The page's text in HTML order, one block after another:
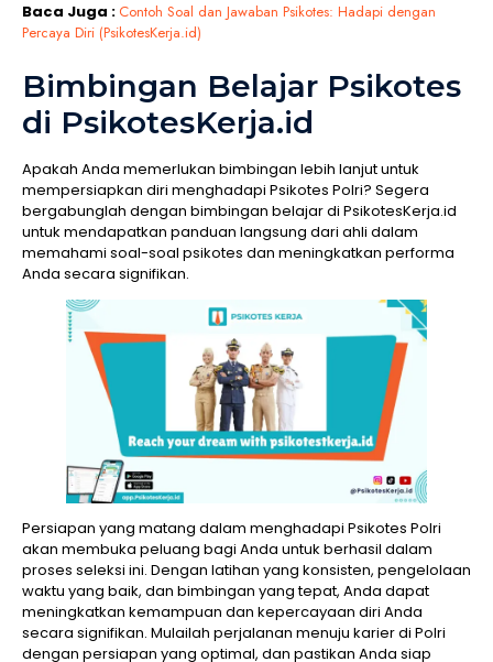
Baca Juga : Contoh Soal dan Jawaban Psikotes: Hadapi dengan
Percaya Diri (PsikotesKerja.id)
Bimbingan Belajar Psikotes
di PsikotesKerja.id
Apakah Anda memerlukan bimbingan lebih lanjut untuk
mempersiapkan diri menghadapi Psikotes Polri? Segera
bergabunglah dengan bimbingan belajar di PsikotesKerja.id
untuk mendapatkan panduan langsung dari ahli dalam
memahami soal-soal psikotes dan meningkatkan performa
Anda secara signifikan.
Persiapan yang matang dalam menghadapi Psikotes Polri
akan membuka peluang bagi Anda untuk berhasil dalam
proses seleksi ini. Dengan latihan yang konsisten, pengelolaan
waktu yang baik, dan bimbingan yang tepat, Anda dapat
meningkatkan kemampuan dan kepercayaan diri Anda
secara signifikan. Mulailah perjalanan menuju karier di Polri
dengan persiapan yang optimal, dan pastikan Anda siap